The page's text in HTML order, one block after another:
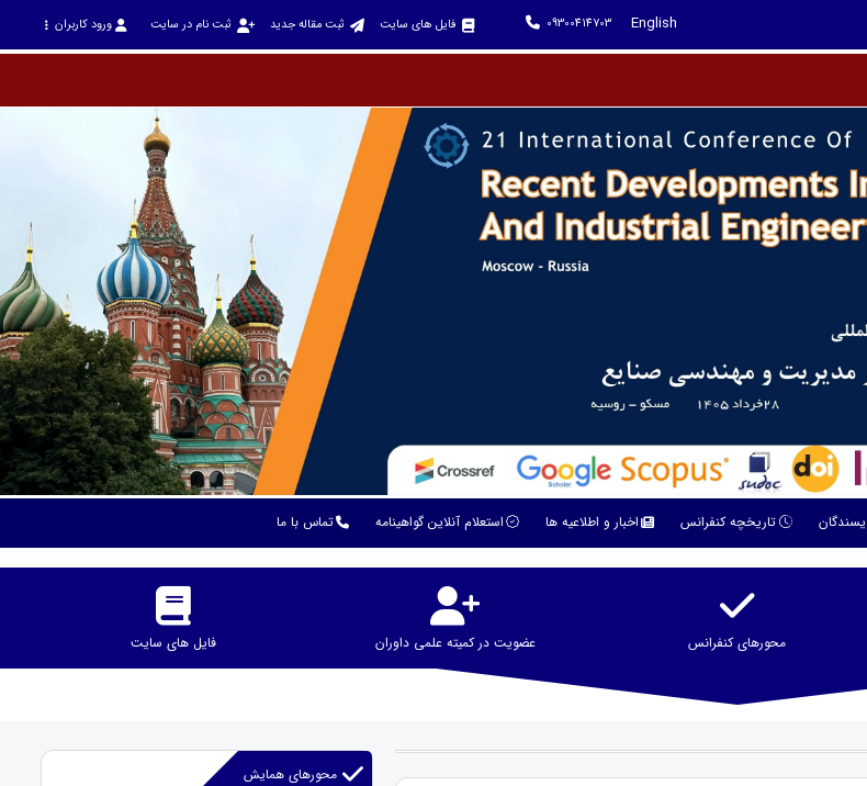
English
09300414703 فایل های سایت ثبت مقاله جدید ثبت نام در سایت ورود کاربران
تاریخچه کنفرانس اخبار و اطلاعیه ها استعلام آنلاین گواهینامه تماس با ما
محورهای کنفرانس عضویت در کمیته علمی داوران فایل های سایت
محورهای همایش